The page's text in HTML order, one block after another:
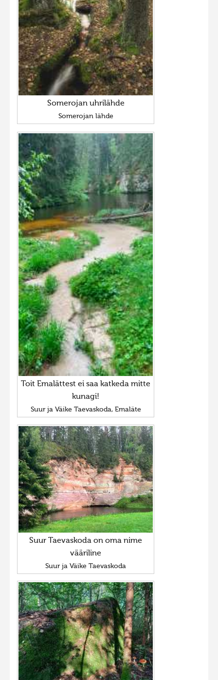
Somerojan uhrilähde
Somerojan lähde
Toit Emalättest ei saa katkeda mitte
kunagi!
Suur ja Väike Taevaskoda, Emaläte
Suur Taevaskoda on oma nime
vääriline
Suur ja Väike Taevaskoda